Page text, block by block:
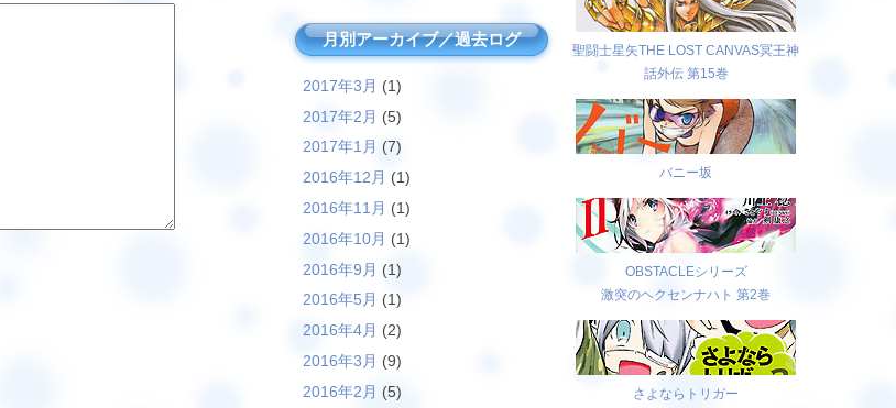
月別アーカイブ／過去ログ
2017年3月 (1)
2017年2月 (5)
2017年1月 (7)
2016年12月 (1)
2016年11月 (1)
2016年10月 (1)
2016年9月 (1)
2016年5月 (1)
2016年4月 (2)
2016年3月 (9)
2016年2月 (5)
聖闘士星矢THE LOST CANVAS冥王神
話外伝 第15巻
バニー坂
OBSTACLEシリーズ
激突のヘクセンナハト 第2巻
さよならトリガー